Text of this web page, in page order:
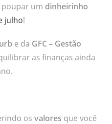
poupar um dinheirinho
julho!
e da GFC – Gestão
as finanças ainda
osvalores que você